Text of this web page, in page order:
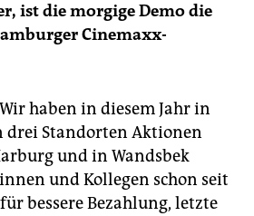
ist die morgige Demo die
Cinemaxx-
Wir haben in diesem Jahr in
drei Standorten Aktionen
und in Wandsbek
und Kollegen schon seit
bessere Bezahlung, letzte